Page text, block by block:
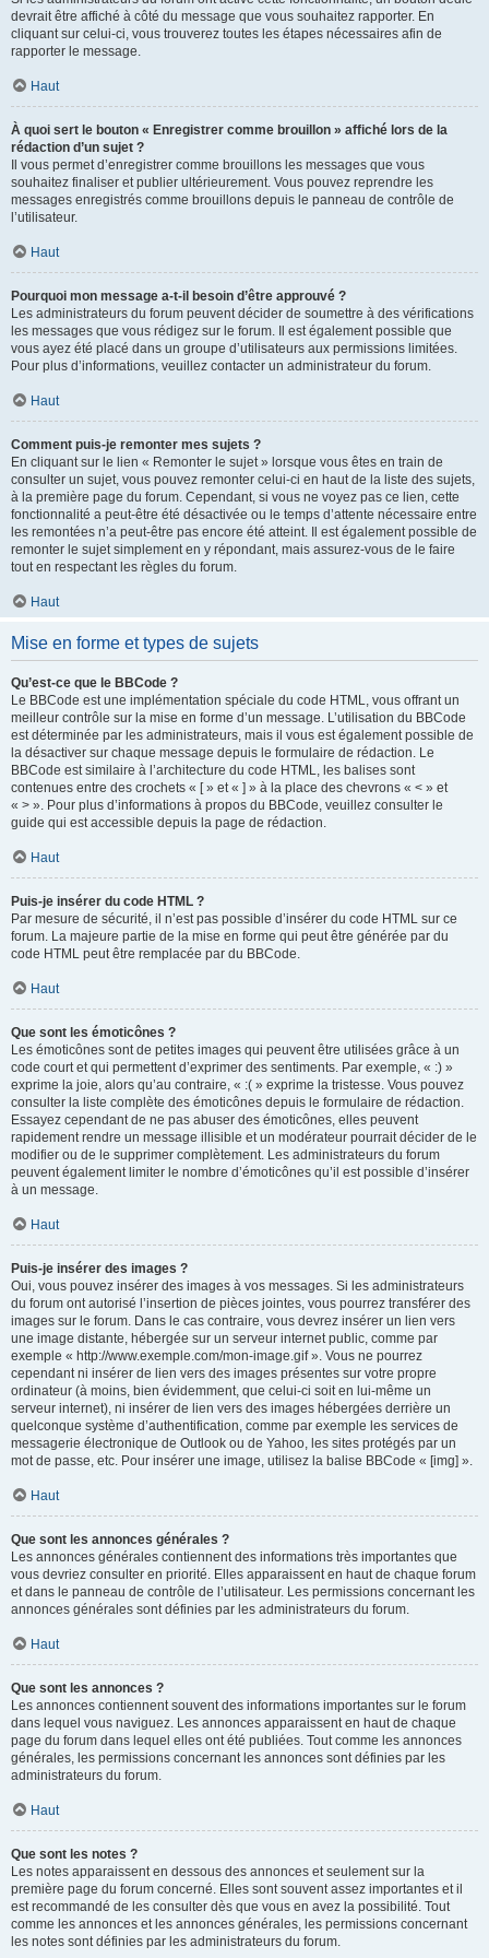
devrait être affiché à côté du message que vous souhaitez rapporter. En
cliquant sur celui-ci, vous trouverez toutes les étapes nécessaires afin de
rapporter le message.
Haut
À quoi sert le bouton « Enregistrer comme brouillon » affiché lors de la
rédaction d’un sujet ?
Il vous permet d’enregistrer comme brouillons les messages que vous
souhaitez finaliser et publier ultérieurement. Vous pouvez reprendre les
messages enregistrés comme brouillons depuis le panneau de contrôle de
l’utilisateur.
Haut
Pourquoi mon message a-t-il besoin d’être approuvé ?
Les administrateurs du forum peuvent décider de soumettre à des vérifications
les messages que vous rédigez sur le forum. Il est également possible que
vous ayez été placé dans un groupe d’utilisateurs aux permissions limitées.
Pour plus d’informations, veuillez contacter un administrateur du forum.
Haut
Comment puis-je remonter mes sujets ?
En cliquant sur le lien « Remonter le sujet » lorsque vous êtes en train de
consulter un sujet, vous pouvez remonter celui-ci en haut de la liste des sujets,
à la première page du forum. Cependant, si vous ne voyez pas ce lien, cette
fonctionnalité a peut-être été désactivée ou le temps d’attente nécessaire entre
les remontées n’a peut-être pas encore été atteint. Il est également possible de
remonter le sujet simplement en y répondant, mais assurez-vous de le faire
tout en respectant les règles du forum.
Haut
Mise en forme et types de sujets
Qu’est-ce que le BBCode ?
Le BBCode est une implémentation spéciale du code HTML, vous offrant un
meilleur contrôle sur la mise en forme d’un message. L’utilisation du BBCode
est déterminée par les administrateurs, mais il vous est également possible de
la désactiver sur chaque message depuis le formulaire de rédaction. Le
BBCode est similaire à l’architecture du code HTML, les balises sont
contenues entre des crochets « [ » et « ] » à la place des chevrons « < » et
« > ». Pour plus d’informations à propos du BBCode, veuillez consulter le
guide qui est accessible depuis la page de rédaction.
Haut
Puis-je insérer du code HTML ?
Par mesure de sécurité, il n’est pas possible d’insérer du code HTML sur ce
forum. La majeure partie de la mise en forme qui peut être générée par du
code HTML peut être remplacée par du BBCode.
Haut
Que sont les émoticônes ?
Les émoticônes sont de petites images qui peuvent être utilisées grâce à un
code court et qui permettent d’exprimer des sentiments. Par exemple, « :) »
exprime la joie, alors qu’au contraire, « :( » exprime la tristesse. Vous pouvez
consulter la liste complète des émoticônes depuis le formulaire de rédaction.
Essayez cependant de ne pas abuser des émoticônes, elles peuvent
rapidement rendre un message illisible et un modérateur pourrait décider de le
modifier ou de le supprimer complètement. Les administrateurs du forum
peuvent également limiter le nombre d’émoticônes qu’il est possible d’insérer
à un message.
Haut
Puis-je insérer des images ?
Oui, vous pouvez insérer des images à vos messages. Si les administrateurs
du forum ont autorisé l’insertion de pièces jointes, vous pourrez transférer des
images sur le forum. Dans le cas contraire, vous devrez insérer un lien vers
une image distante, hébergée sur un serveur internet public, comme par
exemple « http://www.exemple.com/mon-image.gif ». Vous ne pourrez
cependant ni insérer de lien vers des images présentes sur votre propre
ordinateur (à moins, bien évidemment, que celui-ci soit en lui-même un
serveur internet), ni insérer de lien vers des images hébergées derrière un
quelconque système d’authentification, comme par exemple les services de
messagerie électronique de Outlook ou de Yahoo, les sites protégés par un
mot de passe, etc. Pour insérer une image, utilisez la balise BBCode « [img] ».
Haut
Que sont les annonces générales ?
Les annonces générales contiennent des informations très importantes que
vous devriez consulter en priorité. Elles apparaissent en haut de chaque forum
et dans le panneau de contrôle de l’utilisateur. Les permissions concernant les
annonces générales sont définies par les administrateurs du forum.
Haut
Que sont les annonces ?
Les annonces contiennent souvent des informations importantes sur le forum
dans lequel vous naviguez. Les annonces apparaissent en haut de chaque
page du forum dans lequel elles ont été publiées. Tout comme les annonces
générales, les permissions concernant les annonces sont définies par les
administrateurs du forum.
Haut
Que sont les notes ?
Les notes apparaissent en dessous des annonces et seulement sur la
première page du forum concerné. Elles sont souvent assez importantes et il
est recommandé de les consulter dès que vous en avez la possibilité. Tout
comme les annonces et les annonces générales, les permissions concernant
les notes sont définies par les administrateurs du forum.